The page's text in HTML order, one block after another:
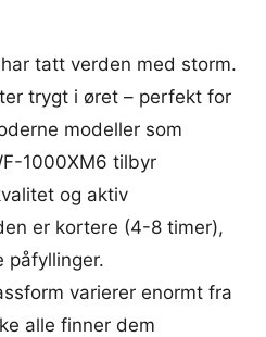
tatt verden med storm.
trygt i øret – perfekt for
modeller som
1000XM6 tilbyr
og aktiv
er kortere (4-8 timer),
påfyllinger.
varierer enormt fra
alle finner dem